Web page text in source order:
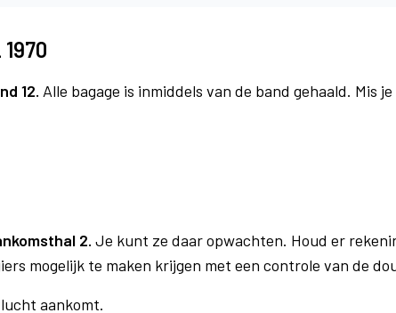
12. Alle bagage is inmiddels van de band gehaald. Mis
2. Je kunt ze daar opwachten. Houd er
mogelijk te maken krijgen met een controle van de
aankomt.